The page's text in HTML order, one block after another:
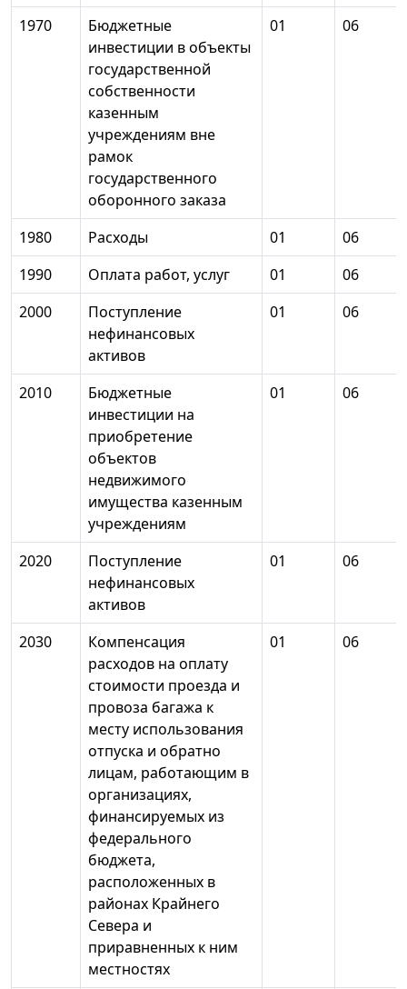
1970
Бюджетные
инвестиции в объекты
государственной
собственности
казенным
учреждениям вне
рамок
государственного
оборонного заказа
01 06
1980 Расходы 01
06
1990
Оплата работ, услуг 01
06
2000
Поступление
нефинансовых
активов
01 06
2010
Бюджетные
инвестиции на
приобретение
объектов
недвижимого
имущества казенным
учреждениям
01 06
2020
Поступление
нефинансовых
активов
01 06
2030
Компенсация
расходов на оплату
стоимости проезда и
провоза багажа к
месту использования
отпуска и обратно
лицам, работающим в
организациях,
финансируемых из
федерального
бюджета,
расположенных в
районах Крайнего
Севера и
приравненных к ним
местностях
01 06